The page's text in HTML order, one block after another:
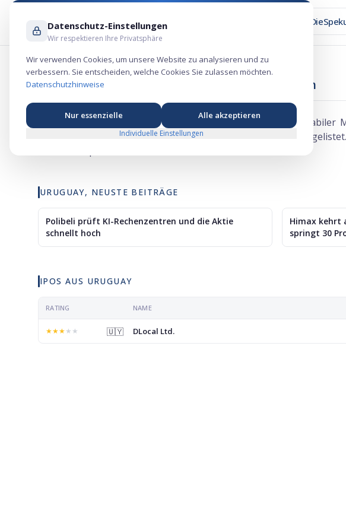
🇺🇾Uruguay , Aktien & IPOs | DieSpekulanten
Uruguay ist ein kleiner, aber politisch und wirtschaftlich stabiler
uruguayische Unternehmen sind an internationalen Börsen
URUGUAY, NEUSTE BEITRÄGE
Polibeli prüft KI-Rechenzentren und die Aktie
schnellt hoch
Himax kehrt
springt 30
IPOS AUS URUGUAY
RATING NAME
★★★★ ★ 🇺🇾 DLocal Ltd.
Datenschutz-Einstellungen
Wir respektieren Ihre Privatsphäre
Wir verwenden Cookies, um unsere Website zu analysieren und zu
verbessern. Sie entscheiden, welche Cookies Sie zulassen möchten.
Datenschutzhinweise
Nur essenzielle Alle akzeptieren
Individuelle Einstellungen